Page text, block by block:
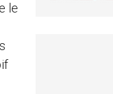
le